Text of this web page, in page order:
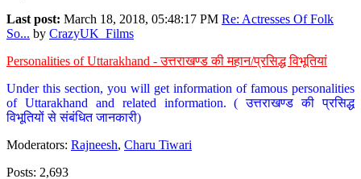
Last post: March 18, 2018, 05:48:17 PM Re: Actresses Of Folk
So... by CrazyUK_Films
Personalities of Uttarakhand - उत्तराखण्ड की महान/प्रसिद्ध विभूतियां
Under this section, you will get information of famous personalities
of Uttarakhand and related information. ( उत्तराखण्ड की प्रसिद्ध
विभूतियों से संबंधित जानकारी)
Moderators: Rajneesh, Charu Tiwari
Posts: 2,693